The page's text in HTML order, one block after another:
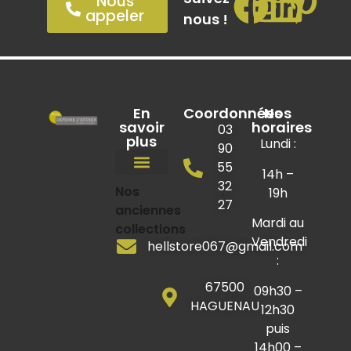
appeler
nous !
En
savoir
plus
Nos
anciennes
collections
Coordonnées
03
90
55
32
27
hellstore067@gmail.com
67500
HAGUENAU
Nos
horaires
Lundi :
14h –
19h
Mardi au
Vendredi
:
09h30 –
12h30
puis
14h00 –